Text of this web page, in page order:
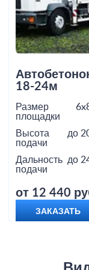
18-24м
Размер
площадки
Высота
подачи
до
Дальность
подачи
до
от 12 440
ЗАКАЗАТЬ